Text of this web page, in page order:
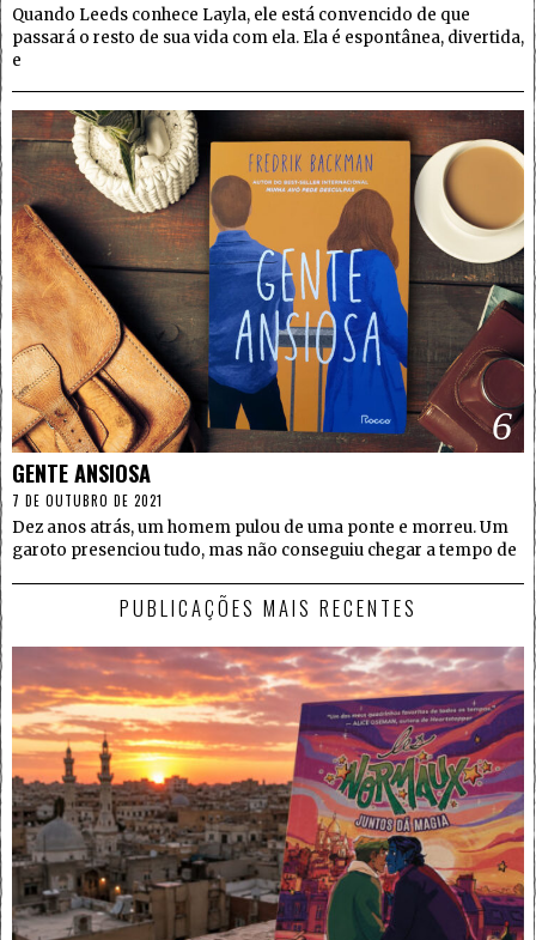
Quando Leeds conhece Layla, ele está convencido de que
passará o resto de sua vida com ela. Ela é espontânea, divertida,
e
6
GENTE ANSIOSA
7 DE OUTUBRO DE 2021
Dez anos atrás, um homem pulou de uma ponte e morreu. Um
garoto presenciou tudo, mas não conseguiu chegar a tempo de
PUBLICAÇÕES MAIS RECENTES